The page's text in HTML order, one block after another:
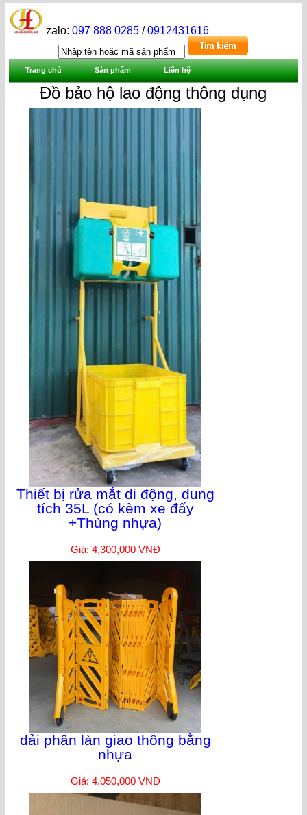
zalo:097 888 0285 /0912431616
Trang chủ Sản phẩm Liên hệ
Đồ bảo hộ lao động thông dụng
Thiết bị rửa mắt di động, dung
tích 35L (có kèm xe đẩy
+Thùng nhựa)
Giá: 4,300,000 VNĐ
dải phân làn giao thông bằng
nhựa
Giá: 4,050,000 VNĐ